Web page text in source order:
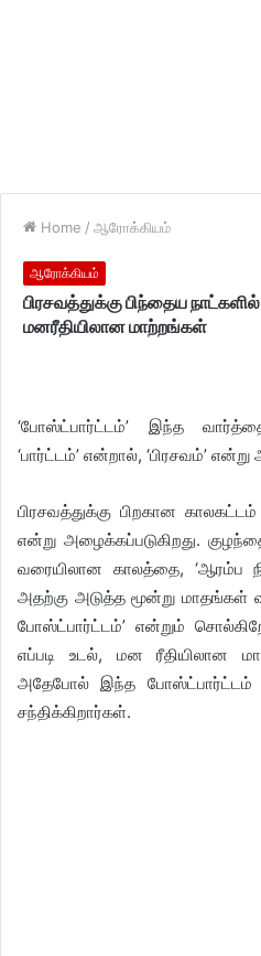
Home / ஆரோக்கியம்
ஆரோக்கியம்
பிரசவத்துக்கு பிந்தைய
மனரீதியிலான மாற்றங்கள்
‘போஸ்ட்பார்ட்டம்’ இந்த
‘பார்ட்டம்’ என்றால், ‘பிரசவம்’
பிரசவத்துக்கு பிறகான
என்று அழைக்கப்படுகிறது.
வரையிலான காலத்தை, ‘ஆரம்ப
அதற்கு அடுத்த மூன்று மாதங்கள்
போஸ்ட்பார்ட்டம்’ என்றும்
எப்படி உடல், மன ரீதியிலான
அதேபோல் இந்த போஸ்ட்பார்ட்டம்
சந்திக்கிறார்கள்.